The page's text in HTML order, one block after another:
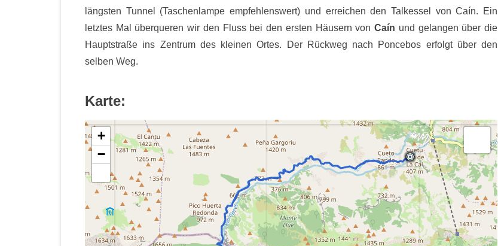
längsten Tunnel (Taschenlampe empfehlenswert) und erreichen den Talkessel von Caín. Ein
letztes Mal überqueren wir den Fluss bei den ersten Häusern vonCaín und gelangen über die
Hauptstraße ins Zentrum des kleinen Ortes. Der Rückweg nach Poncebos erfolgt über den
selben Weg.
Karte:
+
−